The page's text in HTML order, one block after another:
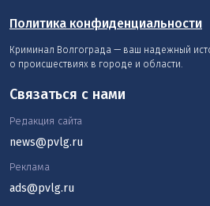
Политика конфиденциальности
Криминал Волгограда — ваш надежный
о происшествиях в городе и области.
Связаться с нами
Редакция сайта
news@pvlg.ru
Реклама
ads@pvlg.ru